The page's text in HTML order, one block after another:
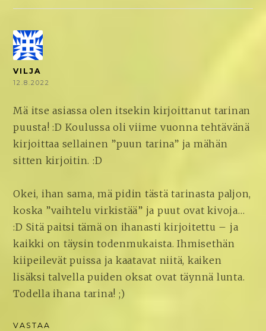
VILJA
12.8.2022
Mä itse asiassa olen itsekin kirjoittanut tarinan
puusta! :D Koulussa oli viime vuonna tehtävänä
kirjoittaa sellainen ”puun tarina” ja mähän
sitten kirjoitin. :D
Okei, ihan sama, mä pidin tästä tarinasta paljon,
koska ”vaihtelu virkistää” ja puut ovat kivoja…
:D Sitä paitsi tämä on ihanasti kirjoitettu – ja
kaikki on täysin todenmukaista. Ihmisethän
kiipeilevät puissa ja kaatavat niitä, kaiken
lisäksi talvella puiden oksat ovat täynnä lunta.
Todella ihana tarina! ;)
VASTAA